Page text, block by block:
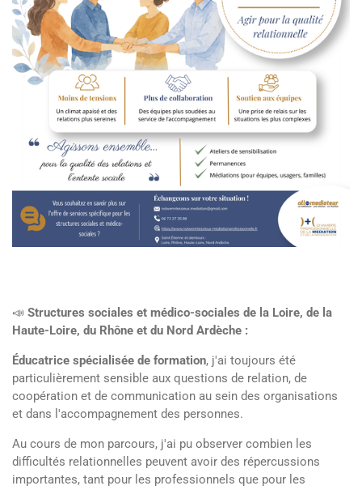
📣 Structures sociales et médico-sociales de la Loire, de la
Haute-Loire, du Rhône et du Nord Ardèche :
Éducatrice spécialisée de formation, j'ai toujours été
particulièrement sensible aux questions de relation, de
coopération et de communication au sein des organisations
et dans l'accompagnement des personnes.
Au cours de mon parcours, j'ai pu observer combien les
difficultés relationnelles peuvent avoir des répercussions
importantes, tant pour les professionnels que pour les